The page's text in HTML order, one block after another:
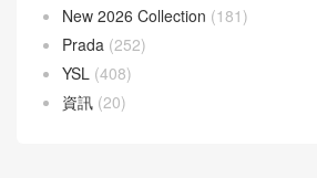
New 2026 Collection (181)
Prada (252)
YSL (408)
資訊 (20)